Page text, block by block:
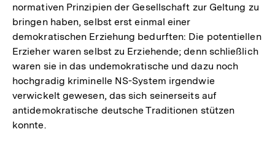
normativen Prinzipien der Gesellschaft zur Geltung zu
bringen haben, selbst erst einmal einer
demokratischen Erziehung bedurften: Die potentiellen
Erzieher waren selbst zu Erziehende; denn schließlich
waren sie in das undemokratische und dazu noch
hochgradig kriminelle NS-System irgendwie
verwickelt gewesen, das sich seinerseits auf
antidemokratische deutsche Traditionen stützen
konnte.